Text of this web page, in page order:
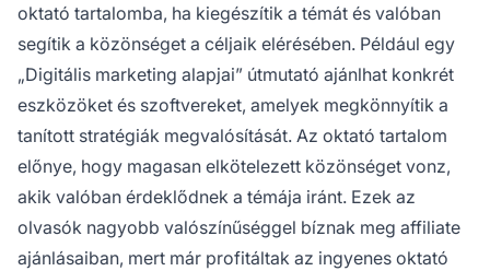
oktató tartalomba, ha kiegészítik a témát és valóban
segítik a közönséget a céljaik elérésében. Például egy
„Digitális marketing alapjai” útmutató ajánlhat konkrét
eszközöket és szoftvereket, amelyek megkönnyítik a
tanított stratégiák megvalósítását. Az oktató tartalom
előnye, hogy magasan elkötelezett közönséget vonz,
akik valóban érdeklődnek a témája iránt. Ezek az
olvasók nagyobb valószínűséggel bíznak meg affiliate
ajánlásaiban, mert már profitáltak az ingyenes oktató